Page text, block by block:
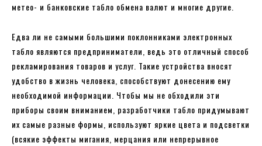
метео- и банковские табло обмена валют и многие другие.
Едва ли не самыми большими поклонниками электронных
табло являются предприниматели, ведь это отличный способ
рекламирования товаров и услуг. Такие устройства вносят
удобство в жизнь человека, способствуют донесению ему
необходимой информации. Чтобы мы не обходили эти
приборы своим вниманием, разработчики табло придумывают
их самые разные формы, используют яркие цвета и подсветки
(всякие эффекты мигания, мерцания или непрерывное